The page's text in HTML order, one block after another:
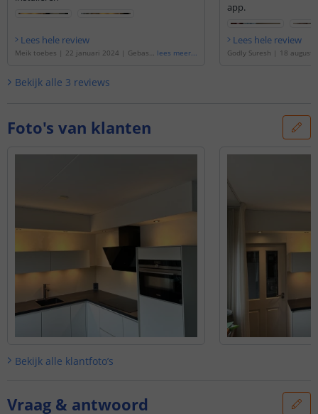
Lees hele review
Meik toebes | 22 januari 2024 | Gebase
lees meer...
app.
Lees hele review
Godly Suresh | 18
Bekijk alle 3 reviews
Foto's van klanten
Bekijk alle klantfoto’s
Vraag & antwoord